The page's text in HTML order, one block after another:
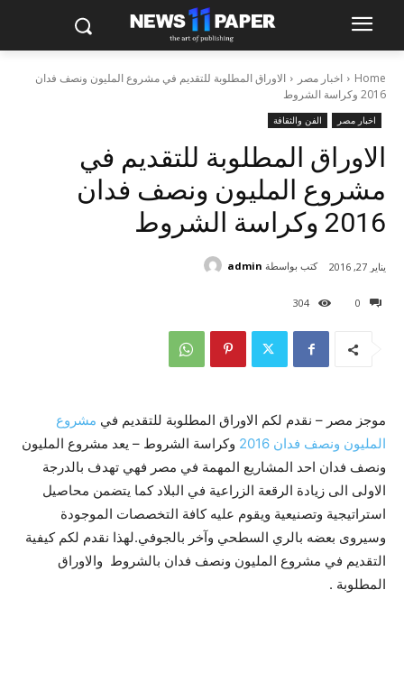
Home اخبار مصر
الاوراق المطلوبة للتقديم في مشروع المليون ونصف فدان
2016 وكراسة الشروط
اخبار مصر الفن والثقافة
الاوراق المطلوبة للتقديم في
مشروع المليون ونصف فدان
2016 وكراسة الشروط
0
304
يناير 27, 2016 كتب بواسطة admin
موجز مصر – نقدم لكم الاوراق المطلوبة للتقديم في مشروع
المليون ونصف فدان 2016
وكراسة الشروط – يعد مشروع المليون
ونصف فدان احد المشاريع المهمة في مصر فهي تهدف بالدرجة
الاولى الى زيادة الرقعة الزراعية في البلاد كما يتضمن محاصيل
استراتيجية وتصنيعية ويقوم عليه كافة التخصصات الموجودة
وسيروى بعضه بالري السطحي وآخر بالجوفي.لهذا نقدم لكم كيفية
التقديم في مشروع المليون ونصف فدان بالشروط والاوراق
المطلوبة .